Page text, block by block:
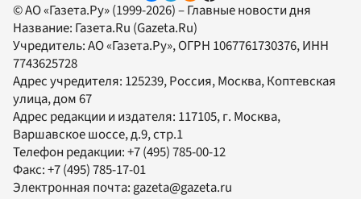
© АО «Газета.Ру» (1999-2026) – Главные новости дня
Название: Газета.Ru (Gazeta.Ru)
Учредитель:АО «Газета.Ру», ОГРН 1067761730376, ИНН
7743625728
Адрес учредителя: 125239, Россия, Москва, Коптевская
улица, дом 67
Адрес редакции и издателя: 117105, г. Москва,
Варшавское шоссе, д.9, стр.1
Телефон редакции:+7 (495) 785-00-12
Факс:+7 (495) 785-17-01
Электронная почта:gazeta@gazeta.ru